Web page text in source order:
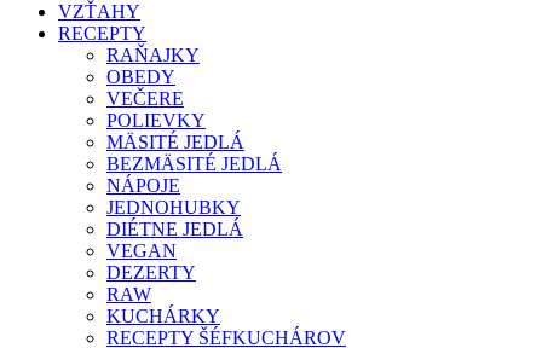
VZŤAHY
RECEPTY
RAŇAJKY
OBEDY
VEČERE
POLIEVKY
MÄSITÉ JEDLÁ
BEZMÄSITÉ JEDLÁ
NÁPOJE
JEDNOHUBKY
DIÉTNE JEDLÁ
VEGAN
DEZERTY
RAW
KUCHÁRKY
RECEPTY ŠÉFKUCHÁROV